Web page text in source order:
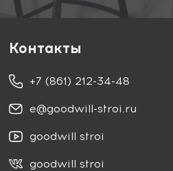
Контакты
+7 (861) 212-34-48
e@goodwill-stroi.ru
goodwill stroi
goodwill stroi